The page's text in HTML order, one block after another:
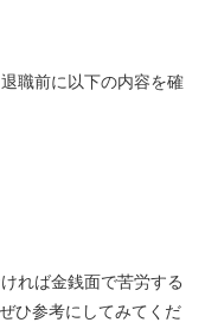
職前に以下の内容を確
れば金銭面で苦労する
ひ参考にしてみてくだ